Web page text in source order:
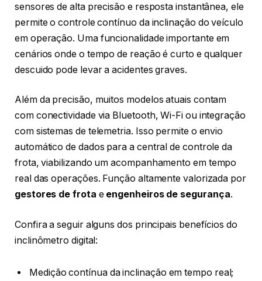
sensores de alta precisão e resposta instantânea, ele
permite o controle contínuo da inclinação do veículo
em operação. Uma funcionalidade importante em
cenários onde o tempo de reação é curto e qualquer
descuido pode levar a acidentes graves.
Além da precisão, muitos modelos atuais contam
com conectividade via Bluetooth, Wi-Fi ou integração
com sistemas de telemetria. Isso permite o envio
automático de dados para a central de controle da
frota, viabilizando um acompanhamento em tempo
real das operações. Função altamente valorizada por
gestores de frota e engenheiros de segurança.
Confira a seguir alguns dos principais benefícios do
inclinômetro digital:
Medição contínua da inclinação em tempo real;